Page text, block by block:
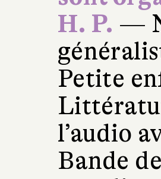
H. P. —
Petite
l’audio
Bande